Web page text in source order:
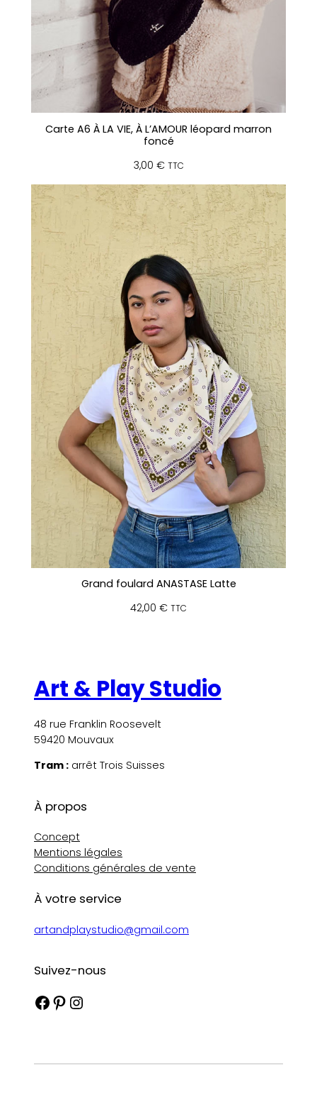
Carte A6 À LA VIE, À L’AMOUR léopard marron
foncé
3,00 € TTC
Grand foulard ANASTASE Latte
42,00 € TTC
Art & Play Studio
48 rue Franklin Roosevelt
59420 Mouvaux
Tram : arrêt Trois Suisses
À propos
Concept
Mentions légales
Conditions générales de vente
À votre service
artandplaystudio@gmail.com
Suivez-nous
Facebook Pinterest Instagram